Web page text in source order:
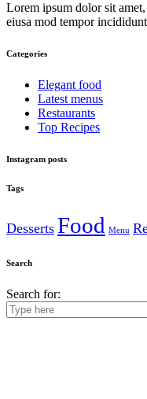
Lorem ipsum dolor sit
eiusa mod tempor incididunt
Categories
Elegant food
Latest menus
Restaurants
Top Recipes
Instagram posts
Tags
Desserts Food Menu
Search
Search for: